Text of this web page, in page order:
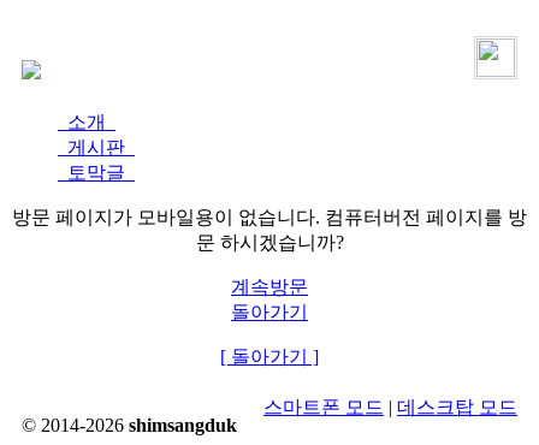
소개
게시판
토막글
방문 페이지가 모바일용이 없습니다. 컴퓨터버전 페이지를 방
문 하시겠습니까?
계속방문
돌아가기
[ 돌아가기 ]
© 2014-2026 shimsangduk
스마트폰 모드 | 데스크탑 모드